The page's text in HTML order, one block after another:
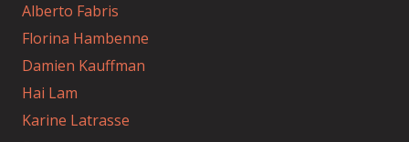
Alberto Fabris
Florina Hambenne
Damien Kauffman
Hai Lam
Karine Latrasse